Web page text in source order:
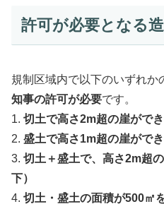
許可が必要となる
規制区域内で以下のいずれか
知事の許可が必要です。
1. 切土で高さ2m超の崖がで
2. 盛土で高さ1m超の崖がで
3. 切土＋盛土で、高さ2m超
下）
4. 切土・盛土の面積が500㎡